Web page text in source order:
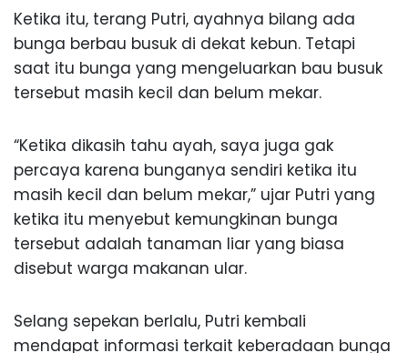
Ketika itu, terang Putri, ayahnya bilang ada
bunga berbau busuk di dekat kebun. Tetapi
saat itu bunga yang mengeluarkan bau busuk
tersebut masih kecil dan belum mekar.
“Ketika dikasih tahu ayah, saya juga gak
percaya karena bunganya sendiri ketika itu
masih kecil dan belum mekar,” ujar Putri yang
ketika itu menyebut kemungkinan bunga
tersebut adalah tanaman liar yang biasa
disebut warga makanan ular.
Selang sepekan berlalu, Putri kembali
mendapat informasi terkait keberadaan bunga